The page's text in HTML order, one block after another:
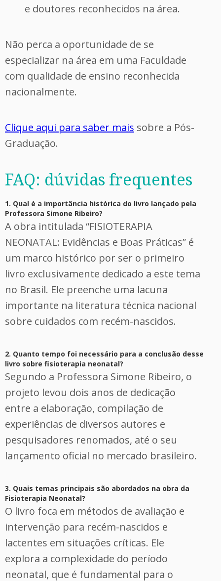
e doutores reconhecidos na área.
Não perca a oportunidade de se
especializar na área em uma Faculdade
com qualidade de ensino reconhecida
nacionalmente.
Clique aqui para saber mais sobre a Pós-
Graduação.
FAQ: dúvidas frequentes
1. Qual é a importância histórica do livro lançado pela
Professora Simone Ribeiro?
A obra intitulada “FISIOTERAPIA
NEONATAL: Evidências e Boas Práticas” é
um marco histórico por ser o primeiro
livro exclusivamente dedicado a este tema
no Brasil. Ele preenche uma lacuna
importante na literatura técnica nacional
sobre cuidados com recém-nascidos.
2. Quanto tempo foi necessário para a conclusão desse
livro sobre fisioterapia neonatal?
Segundo a Professora Simone Ribeiro, o
projeto levou dois anos de dedicação
entre a elaboração, compilação de
experiências de diversos autores e
pesquisadores renomados, até o seu
lançamento oficial no mercado brasileiro.
3. Quais temas principais são abordados na obra da
Fisioterapia Neonatal?
O livro foca em métodos de avaliação e
intervenção para recém-nascidos e
lactentes em situações críticas. Ele
explora a complexidade do período
neonatal, que é fundamental para o